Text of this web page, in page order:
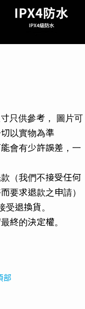
只供參考， 圖片可
以實物為準
會有少許誤差，一
（我們不接受任何
要求退款之申請）
受退換貨。
終的決定權。
部